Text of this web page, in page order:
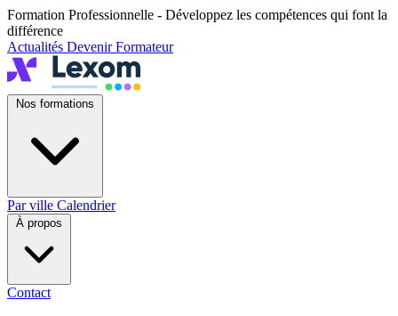
Formation Professionnelle - Développez les compétences qui font la
différence
Actualités Devenir Formateur
Nos formations
Par ville Calendrier
À propos
Contact